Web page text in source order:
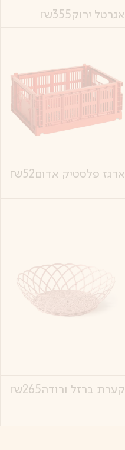
אגרטל ירוק355
₪
ארגז פלסטיק אדום52
₪
קערת ברזל ורודה265
₪